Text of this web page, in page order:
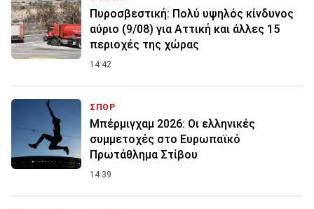
Πυροσβεστική: Πολύ υψηλός κίνδυνος
αύριο (9/08) για Αττική και άλλες 15
περιοχές της χώρας
14:42
ΣΠΟΡ
Μπέρμιγχαμ 2026: Οι ελληνικές
συμμετοχές στο Ευρωπαϊκό
Πρωτάθλημα Στίβου
14:39